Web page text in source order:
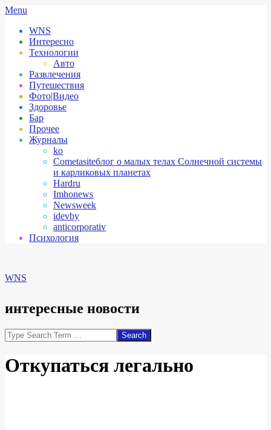
Skip
content
Secondary
Menu
Menu
WNS
Интересно
Технологии
Авто
Развлечения
Путешествия
Фото|Видео
Здоровье
Бар
Прочее
Журналы
ko
Cometasiteблог о малых телах Солнечной системы
и карликовых планетах
Hardru
Imhonews
Newsweek
idevby
anticorporativ
Психология
WNS
интересные новости
Search
Откупаться легально